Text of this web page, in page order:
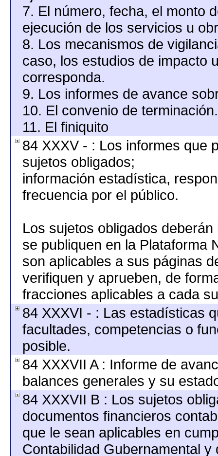
7. El número, fecha, el monto
ejecución de los servicios u
8. Los mecanismos de
caso, los estudios de impacto
corresponda.
9. Los informes de avance
10. El convenio de terminación.
11. El finiquito
84 XXXV - : Los informes que
sujetos obligados;
información estadística,
frecuencia por el público.
Los sujetos obligados
se publiquen en la Plataforma
son aplicables a sus páginas
verifiquen y aprueben, de
fracciones aplicables a cada
84 XXXVI - : Las estadísticas
facultades, competencias o
posible.
84 XXXVII A : Informe de
balances generales y su
84 XXXVII B : Los sujetos
documentos financieros
que le sean aplicables en
Contabilidad Gubernamental